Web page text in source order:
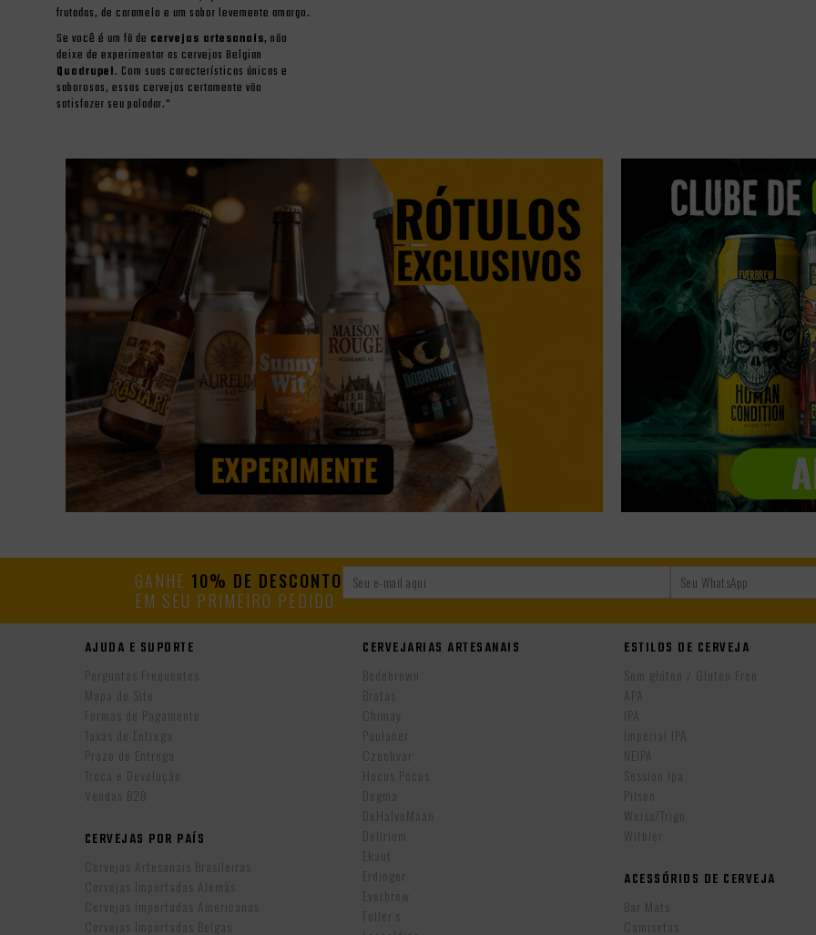
frutadas, de caramelo e um sabor levemente amargo.
Se você é um fã de cervejas artesanais, não
deixe de experimentar as cervejas Belgian
Quadrupel. Com suas características únicas e
saborosas, essas cervejas certamente vão
satisfazer seu paladar."
GANHE 10% DE DESCONTO
EM SEU PRIMEIRO PEDIDO
AJUDA E SUPORTE
Perguntas Frequentes
Mapa do Site
Formas de Pagamento
Taxas de Entrega
Prazo de Entrega
Troca e Devolução
Vendas B2B
CERVEJAS POR PAÍS
Cervejas Artesanais Brasileiras
Cervejas Importadas Alemãs
Cervejas Importadas Americanas
Cervejas Importadas Belgas
CERVEJARIAS ARTESANAIS
Bodebrown
Brotas
Chimay
Paulaner
Czechvar
Hocus Pocus
Dogma
DeHalveMaan
Delirium
Ekaut
Erdinger
Everbrew
Fuller’s
ESTILOS DE CERVEJA
Sem glúten / Gluten Free
APA
IPA
Imperial IPA
NEIPA
Session Ipa
Pilsen
Weiss/Trigo
Witbier
ACESSÓRIOS DE CERVEJA
Bar Mats
Camisetas